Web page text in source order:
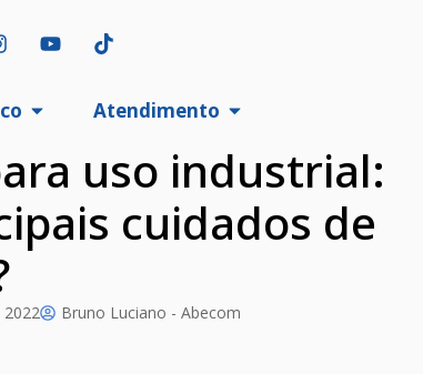
Atendimento
uso industrial:
cuidados de
Bruno Luciano - Abecom